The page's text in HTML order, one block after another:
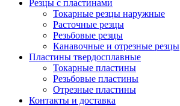
Резцы с пластинами
Токарные резцы наружные
Расточные резцы
Резьбовые резцы
Канавочные и отрезные резцы
Пластины твердосплавные
Токарные пластины
Резьбовые пластины
Отрезные пластины
Контакты и доставка